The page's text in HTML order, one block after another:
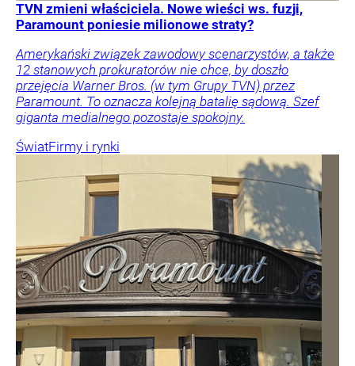
TVN zmieni właściciela. Nowe wieści ws. fuzji,
Paramount poniesie milionowe straty?
Amerykański związek zawodowy scenarzystów, a także
12 stanowych prokuratorów nie chce, by doszło
przejęcia Warner Bros. (w tym Grupy TVN) przez
Paramount. To oznacza kolejną batalię sądową. Szef
giganta medialnego pozostaje spokojny.
ŚwiatFirmy i rynki